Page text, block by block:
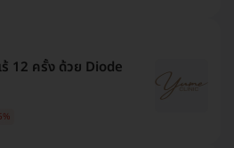
12 ครั้ง ด้วย Diode